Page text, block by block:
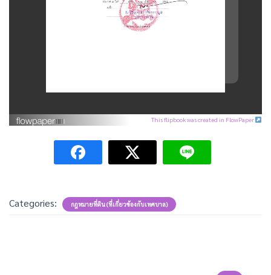
This flipbook was created in FlowPaper
Categories: กฎหมายที่ดิน (ที่เกี่ยวข้องกับเทศบาล)